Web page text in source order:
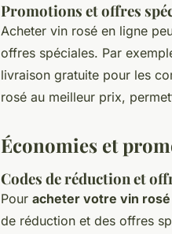
Promotions et offres
Acheter vin rosé en ligne
offres spéciales. Par
livraison gratuite pour les
rosé au meilleur prix,
Économies et
Codes de réduction et
Pour acheter votre vin
de réduction et des offres